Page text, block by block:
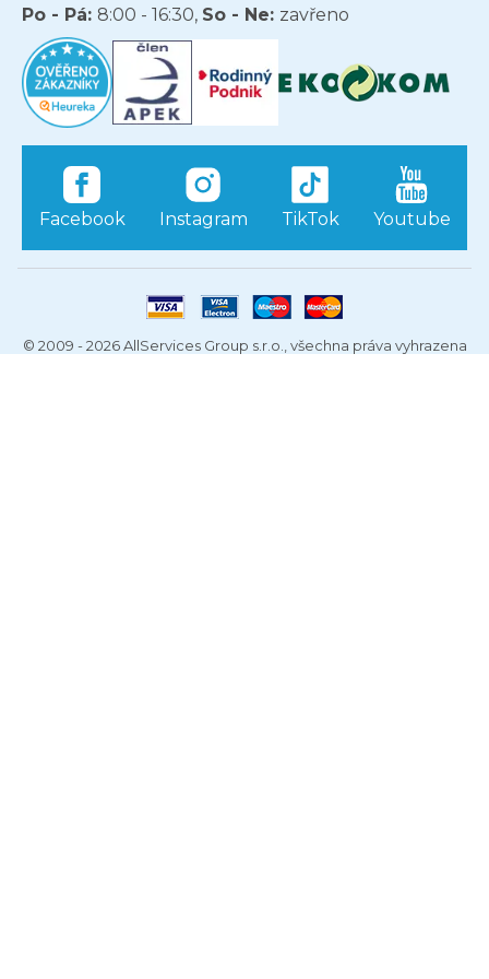
Po - Pá: 8:00 - 16:30, So - Ne: zavřeno
Facebook Instagram TikTok Youtube
© 2009 - 2026 AllServices Group s.r.o., všechna práva vyhrazena